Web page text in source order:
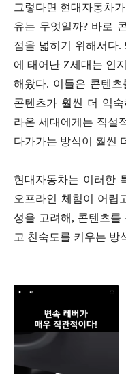
그렇다면 현대자동차
유는 무엇일까? 바로
점을 넓히기 위해서다.
에 태어난 Z세대는 인
해왔다. 이들은 콘텐
콘텐츠가 훨씬 더 익
라온 세대에게는 직설
다가가는 방식이 훨씬
현대자동차는 이러한
오프라인 체험이 어렵
성을 고려해, 콘텐츠
고 친숙도를 키우는 방